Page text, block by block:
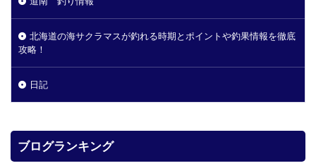
北海道の海サクラマスが釣れる時期とポイントや釣果情報を徹底
攻略！
日記
ブログランキング